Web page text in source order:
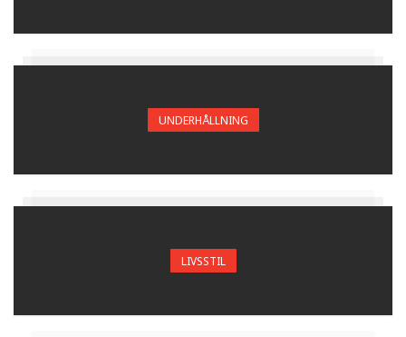
UNDERHÅLLNING
LIVSSTIL